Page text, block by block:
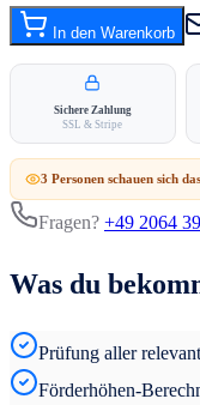
In den Warenkorb
Sichere Zahlung
SSL & Stripe
3 Personen schauen sich
Fragen? +49 2064
Was du
Prüfung aller
Förderhöhen-